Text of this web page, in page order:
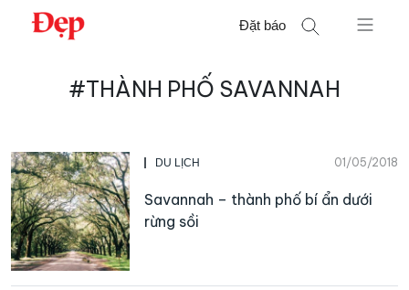
Chuyển
Đặt báo
#THÀNH PHỐ SAVANNAH
DU LỊCH 01/05/2018
Savannah – thành phố bí ẩn dưới
rừng sồi